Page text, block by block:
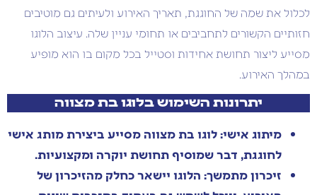
לכלול את שמה של החוגגת, תאריך האירוע ולעיתים גם מוטיבים
חזותיים הקשורים לתחביבים או תחומי עניין שלה. עיצוב הלוגו
מסייע ליצור תחושת אחידות וסטייל בכל מקום בו הוא מופיע
במהלך האירוע.
יתרונות השימוש בלוגו בת מצווה
מיתוג אישי: לוגו בת מצווה מסייע ביצירת מותג אישי
לחוגגת, דבר שמוסיף תחושת יוקרה ומקצועיות.
זיכרון מתמשך: הלוגו יישאר כחלק מהזיכרון של